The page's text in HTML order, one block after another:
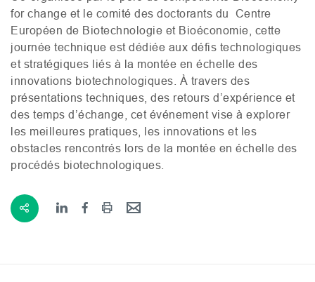
for change et le comité des doctorants du Centre
Européen de Biotechnologie et Bioéconomie, cette
journée technique est dédiée aux défis technologiques
et stratégiques liés à la montée en échelle des
innovations biotechnologiques. À travers des
présentations techniques, des retours d’expérience et
des temps d’échange, cet événement vise à explorer
les meilleures pratiques, les innovations et les
obstacles rencontrés lors de la montée en échelle des
procédés biotechnologiques.